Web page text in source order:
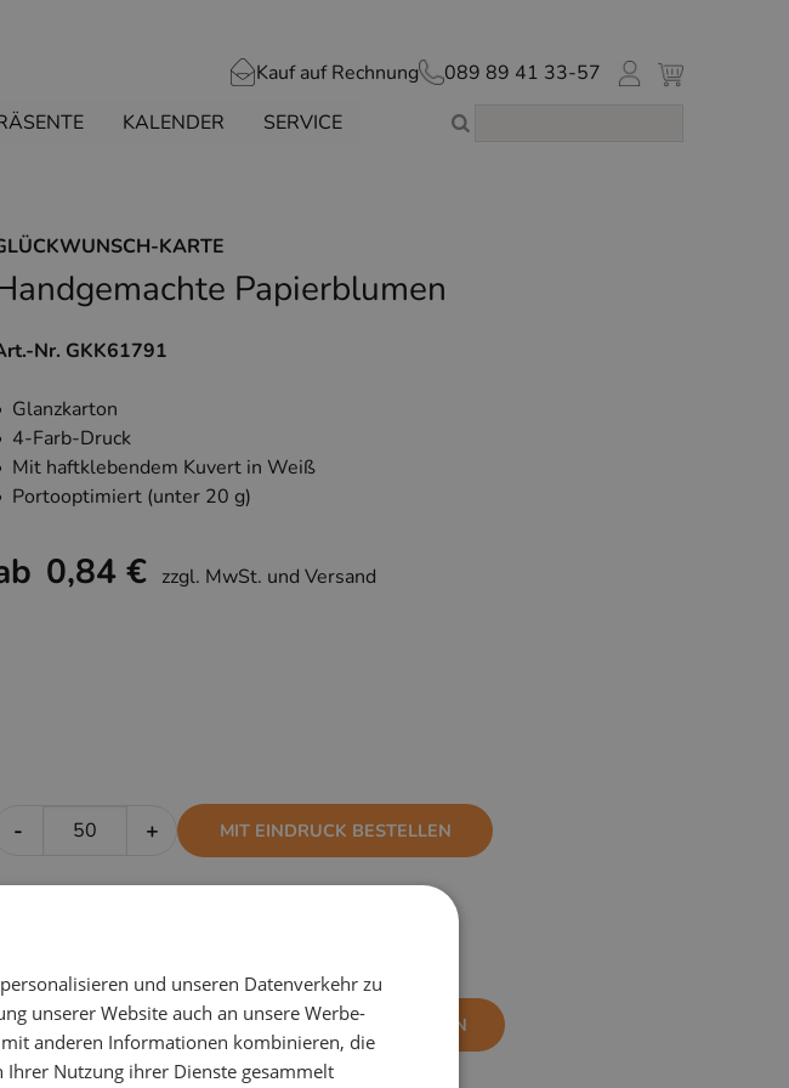
Kauf auf Rechnung
089 89 41 33-57
KALENDER SERVICE
KARTE
Papierblumen
Nr. GKK61791
Glanzkarton
4-Farb-Druck
Mit haftklebendem Kuvert in Weiß
Portooptimiert (unter 20 g)
0,84 € zzgl. MwSt. und Versand
- + MIT EINDRUCK BESTELLEN
- + OHNE EINDRUCK BESTELLEN
und unseren Datenverkehr zu
unserer Website auch an unsere Werbe-
anderen Informationen kombinieren, die
Nutzung ihrer Dienste gesammelt